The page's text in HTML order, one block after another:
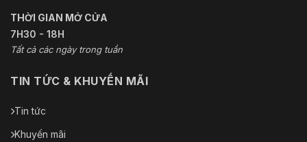
THỜI GIAN MỞ CỬA
7H30 - 18H
Tất cả các ngày trong tuần
TIN TỨC & KHUYẾN MÃI
Tin tức
Khuyến mãi